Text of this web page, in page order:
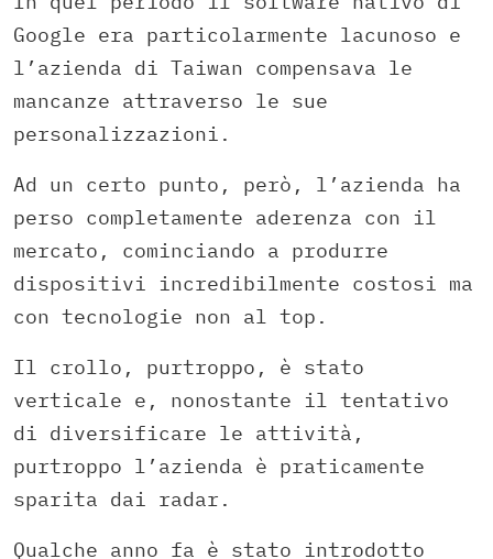
Google era particolarmente lacunoso e
l’azienda di Taiwan compensava le
mancanze attraverso le sue
personalizzazioni.
Ad un certo punto, però, l’azienda ha
perso completamente aderenza con il
mercato, cominciando a produrre
dispositivi incredibilmente costosi ma
con tecnologie non al top.
Il crollo, purtroppo, è stato
verticale e, nonostante il tentativo
di diversificare le attività,
purtroppo l’azienda è praticamente
sparita dai radar.
Qualche anno fa è stato introdotto